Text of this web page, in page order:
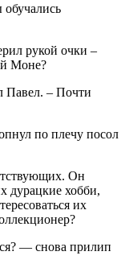
рукой очки –
Моне?
– Почти
по плечу посол
Он
дурацкие хобби,
их
— снова прилип